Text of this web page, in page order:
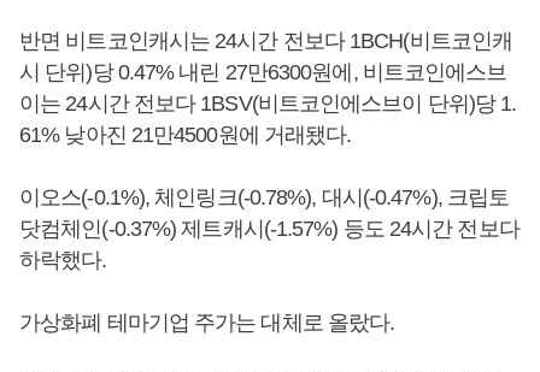
반면 비트코인캐시는 24시간 전보다 1BCH(비트코인캐
시 단위)당 0.47% 내린 27만6300원에, 비트코인에스브
이는 24시간 전보다 1BSV(비트코인에스브이 단위)당 1.
61% 낮아진 21만4500원에 거래됐다.
이오스(-0.1%), 체인링크(-0.78%), 대시(-0.47%), 크립토
닷컴체인(-0.37%) 제트캐시(-1.57%) 등도 24시간 전보다
하락했다.
가상화폐 테마기업 주가는 대체로 올랐다.